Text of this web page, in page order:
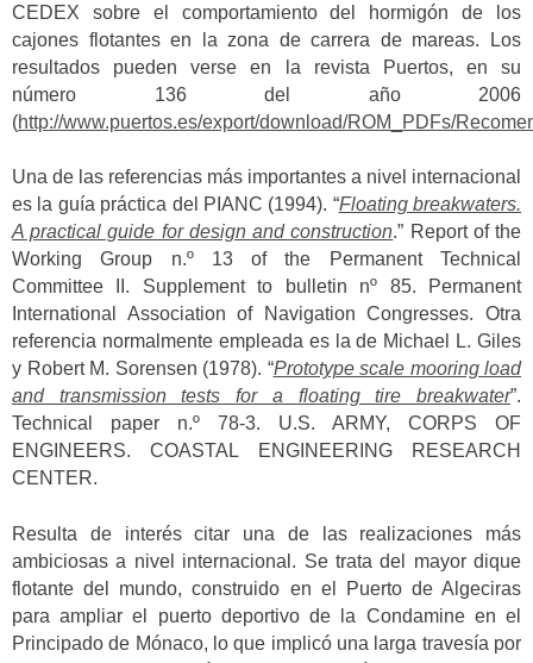
CEDEX sobre el comportamiento del hormigón de los
cajones flotantes en la zona de carrera de mareas. Los
resultados pueden verse en la revista Puertos, en su
número 136 del año 2006
(http://www.puertos.es/export/download/ROM_PDFs/
Una de las referencias más importantes a nivel internacional
es la guía práctica del PIANC (1994). “Floating breakwaters.
A practical guide for design and construction.” Report of the
Working Group n.º 13 of the Permanent Technical
Committee II. Supplement to bulletin nº 85. Permanent
International Association of Navigation Congresses. Otra
referencia normalmente empleada es la de Michael L. Giles
y Robert M. Sorensen (1978). “Prototype scale mooring load
and transmission tests for a floating tire breakwater”.
Technical paper n.º 78-3. U.S. ARMY, CORPS OF
ENGINEERS. COASTAL ENGINEERING RESEARCH
CENTER.
Resulta de interés citar una de las realizaciones más
ambiciosas a nivel internacional. Se trata del mayor dique
flotante del mundo, construido en el Puerto de Algeciras
para ampliar el puerto deportivo de la Condamine en el
Principado de Mónaco, lo que implicó una larga travesía por